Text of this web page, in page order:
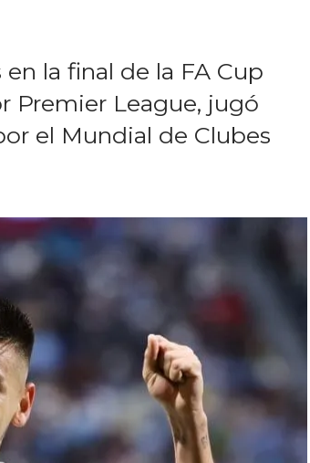
la final de la FA Cup
Premier League, jugó
el Mundial de Clubes